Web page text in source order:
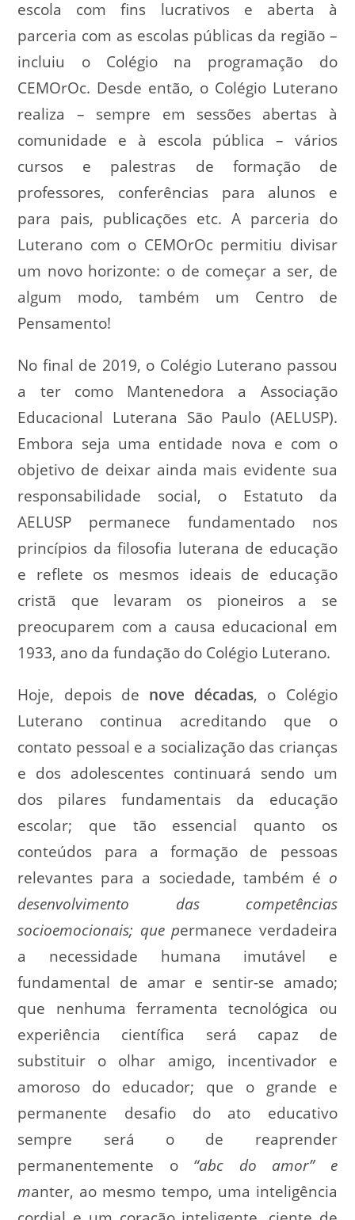
escola com fins lucrativos e aberta à
parceria com as escolas públicas da região –
incluiu o Colégio na programação do
CEMOrOc. Desde então, o Colégio Luterano
realiza – sempre em sessões abertas à
comunidade e à escola pública – vários
cursos e palestras de formação de
professores, conferências para alunos e
para pais, publicações etc. A parceria do
Luterano com o CEMOrOc permitiu divisar
um novo horizonte: o de começar a ser, de
algum modo, também um Centro de
Pensamento!
No final de 2019, o Colégio Luterano passou
a ter como Mantenedora a Associação
Educacional Luterana São Paulo (AELUSP).
Embora seja uma entidade nova e com o
objetivo de deixar ainda mais evidente sua
responsabilidade social, o Estatuto da
AELUSP permanece fundamentado nos
princípios da filosofia luterana de educação
e reflete os mesmos ideais de educação
cristã que levaram os pioneiros a se
preocuparem com a causa educacional em
1933, ano da fundação do Colégio Luterano.
Hoje, depois de nove décadas, o Colégio
Luterano continua acreditando que o
contato pessoal e a socialização das crianças
e dos adolescentes continuará sendo um
dos pilares fundamentais da educação
escolar; que tão essencial quanto os
conteúdos para a formação de pessoas
relevantes para a sociedade, também é o
desenvolvimento das competências
socioemocionais; que permanece verdadeira
a necessidade humana imutável e
fundamental de amar e sentir-se amado;
que nenhuma ferramenta tecnológica ou
experiência científica será capaz de
substituir o olhar amigo, incentivador e
amoroso do educador; que o grande e
permanente desafio do ato educativo
sempre será o de reaprender
permanentemente o “abc do amor”
e
manter, ao mesmo tempo, uma inteligência